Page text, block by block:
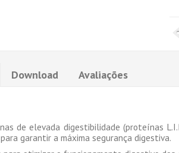
Download Avaliações
de elevada digestibilidade (proteínas
garantir a máxima segurança digestiva.